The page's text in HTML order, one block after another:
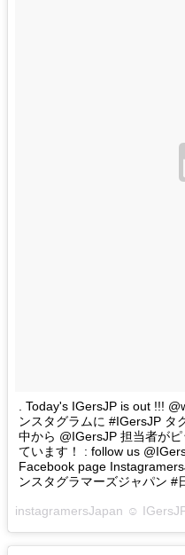
. Today's IGersJP is out !!!
ンスタグラムに #IGersJP タ
中から @IGersJP 担当者が
ています！ : follow us
Facebook page
ンスタグラマーズジャパン